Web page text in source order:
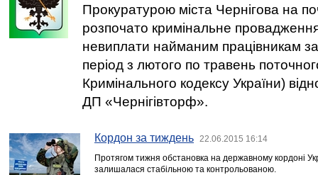
Прокуратурою міста Чернігова на
розпочато кримінальне
невиплати найманим працівникам
період з лютого по травень
Кримінального кодексу України)
ДП «Чернігівторф».
Кордон за тиждень 22.06.2015 16:14
Протягом тижня обстановка на державному кордоні
залишалася стабільною та контрольованою.